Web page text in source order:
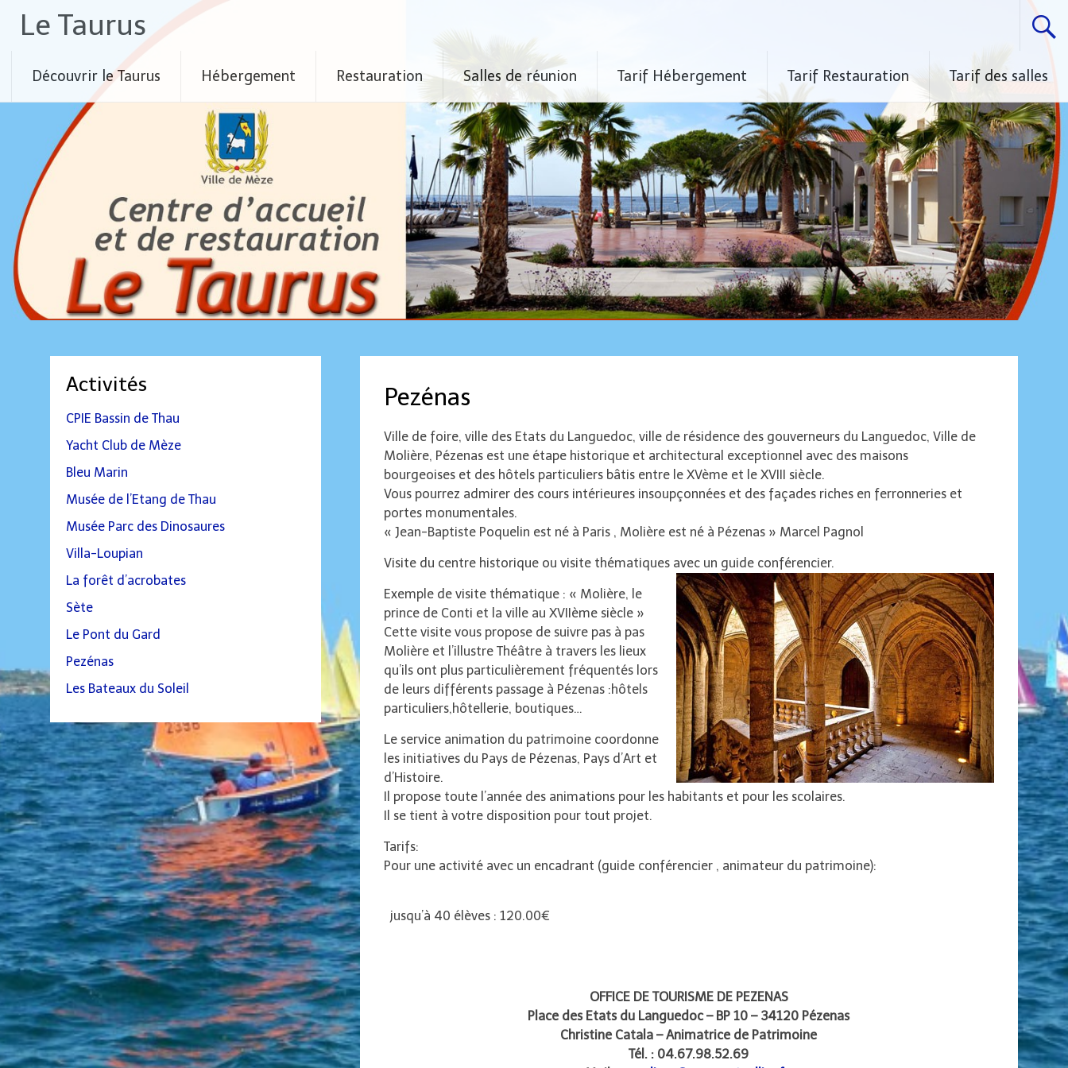
Le Taurus
Découvrir le Taurus Hébergement Restauration Salles de réunion Tarif Hébergement Tarif Restauration Tarif des salles
Pezénas
Ville de foire, ville des Etats du Languedoc, ville de résidence des gouverneurs du Languedoc, Ville de
Molière, Pézenas est une étape historique et architectural exceptionnel avec des maisons
bourgeoises et des hôtels particuliers bâtis entre le XVème et le XVIII siècle.
Vous pourrez admirer des cours intérieures insoupçonnées et des façades riches en ferronneries et
portes monumentales.
« Jean-Baptiste Poquelin est né à Paris , Molière est né à Pézenas » Marcel Pagnol
Visite du centre historique ou visite thématiques avec un guide conférencier.
Exemple de visite thématique : « Molière, le
prince de Conti et la ville au XVIIème siècle »
Cette visite vous propose de suivre pas à pas
Molière et l’illustre Théâtre à travers les lieux
qu’ils ont plus particulièrement fréquentés lors
de leurs différents passage à Pézenas :hôtels
particuliers,hôtellerie, boutiques…
Le service animation du patrimoine coordonne
les initiatives du Pays de Pézenas, Pays d’Art et
d’Histoire.
Il propose toute l’année des animations pour les habitants et pour les scolaires.
Il se tient à votre disposition pour tout projet.
Tarifs:
Pour une activité avec un encadrant (guide conférencier , animateur du patrimoine):
jusqu’à 40 élèves : 120.00€
OFFICE DE TOURISME DE PEZENAS
Place des Etats du Languedoc – BP 10 – 34120 Pézenas
Christine Catala – Animatrice de Patrimoine
Tél. : 04.67.98.52.69
Activités
CPIE Bassin de Thau
Yacht Club de Mèze
Bleu Marin
Musée de l’Etang de Thau
Musée Parc des Dinosaures
Villa-Loupian
La forêt d’acrobates
Sète
Le Pont du Gard
Pezénas
Les Bateaux du Soleil